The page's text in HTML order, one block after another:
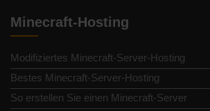
Minecraft-Hosting
Modifiziertes Minecraft-Server-Hosting
Bestes Minecraft-Server-Hosting
So erstellen Sie einen Minecraft-Server